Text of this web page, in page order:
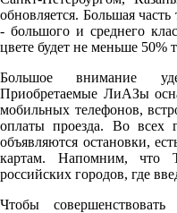
обновляется. Большая
- большого и среднего
цвете будет не меньше 50%
Большое внимание
Приобретаемые ЛиАЗы
мобильных телефонов,
оплаты проезда. Во всех
объявляются остановки,
картам. Напомним, что
российских городов, где
Чтобы